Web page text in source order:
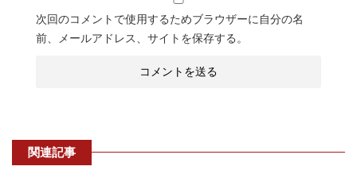
次回のコメントで使用するためブラウザーに自分の名
前、メールアドレス、サイトを保存する。
関連記事